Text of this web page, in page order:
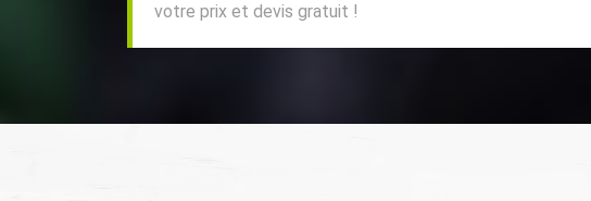
votre prix et devis gratuit !